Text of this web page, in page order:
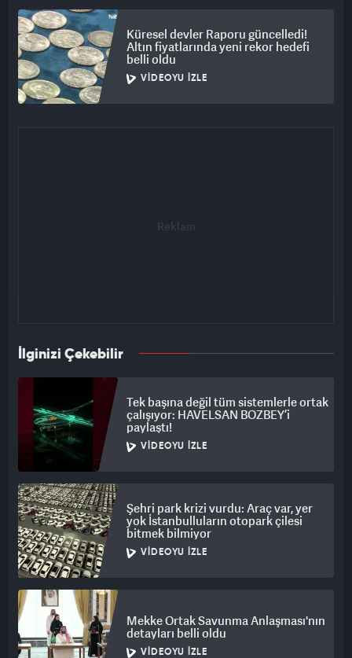
Küresel devler Raporu güncelledi!
Altın fiyatlarında yeni rekor hedefi
belli oldu
VIDEOYU İZLE
İlginizi Çekebilir
Tek başına değil tüm sistemlerle ortak
çalışıyor: HAVELSAN BOZBEY’i
paylaştı!
VIDEOYU İZLE
Şehri park krizi vurdu: Araç var, yer
yok İstanbulluların otopark çilesi
bitmek bilmiyor
VIDEOYU İZLE
Mekke Ortak Savunma Anlaşması'nın
detayları belli oldu
VIDEOYU İZLE